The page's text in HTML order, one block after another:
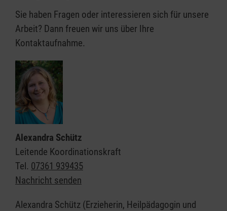
Sie haben Fragen oder interessieren sich für unsere
Arbeit? Dann freuen wir uns über Ihre
Kontaktaufnahme.
Alexandra Schütz
Leitende Koordinationskraft
Tel. 07361 939435
Nachricht senden
Alexandra Schütz (Erzieherin, Heilpädagogin und